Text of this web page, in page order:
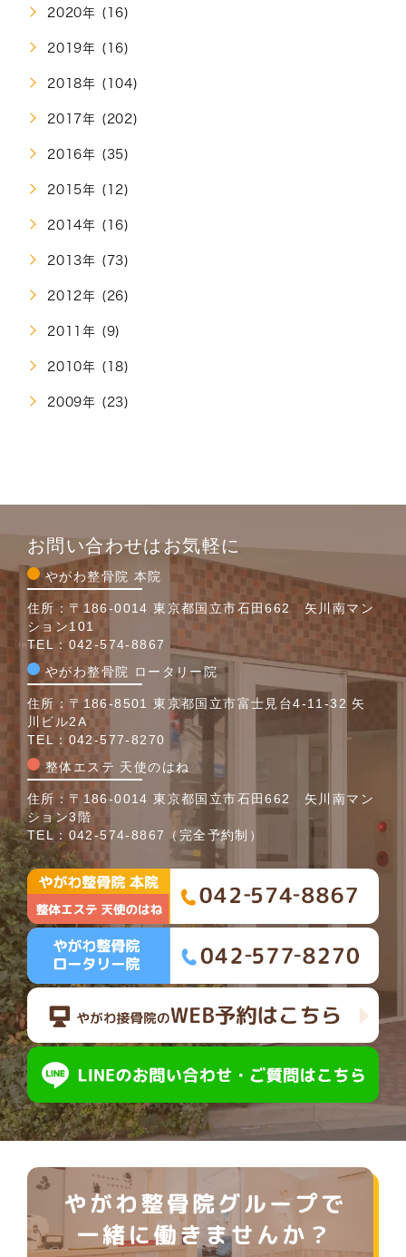
2020年 (16)
2019年 (16)
2018年 (104)
2017年 (202)
2016年 (35)
2015年 (12)
2014年 (16)
2013年 (73)
2012年 (26)
2011年 (9)
2010年 (18)
2009年 (23)
お問い合わせはお気軽に
やがわ整骨院 本院
住所：〒186-0014 東京都国立市石田662 矢川南マン
ション101
TEL： 042-574-8867
やがわ整骨院 ロータリー院
住所：〒186-8501 東京都国立市富士見台4-11-32 矢
川ビル2A
TEL： 042-577-8270
整体エステ 天使のはね
住所：〒186-0014 東京都国立市石田662 矢川南マン
ション3階
TEL： 042-574-8867 （完全予約制）